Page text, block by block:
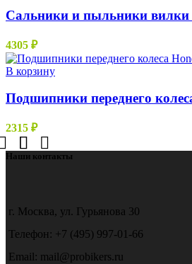
Сальники и пыльники вилки
4305 ₽
В корзину
Подшипники переднего
2315 ₽
Наши контакты
г. Москва, ул. Гурьянова 30
Телефон: +7 (495) 997-01-66
Email: mail@probikers.ru